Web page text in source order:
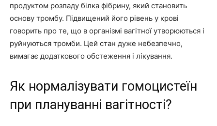
продуктом розпаду білка фібрину, який становить
основу тромбу. Підвищений його рівень у крові
говорить про те, що в організмі вагітної утворюються і
руйнуються тромби. Цей стан дуже небезпечно,
вимагає додаткового обстеження і лікування.
Як нормалізувати гомоцистеїн
при плануванні вагітності?